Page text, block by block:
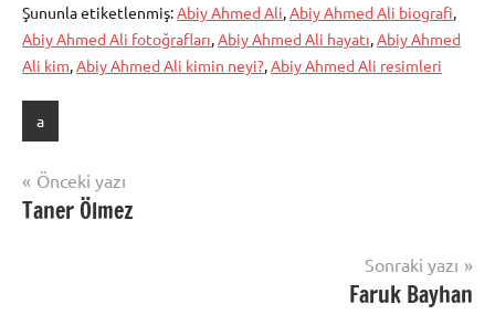
Şununla etiketlenmiş:Abiy Ahmed Ali,Abiy Ahmed Ali biografi,
Abiy Ahmed Ali fotoğrafları,Abiy Ahmed Ali hayatı,Abiy Ahmed
Ali kim,Abiy Ahmed Ali kimin neyi?,Abiy Ahmed Ali resimleri
a
Yazı
gezinmesi
Önceki yazı
Taner Ölmez
Sonraki yazı
Faruk Bayhan